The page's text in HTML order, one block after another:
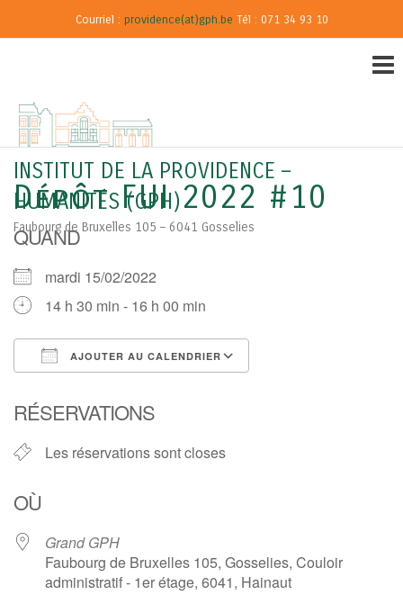
Courriel : providence(at)gph.be Tél : 071 34 93 10
INSTITUT DE LA PROVIDENCE –
HUMANITÉS (GPH)
Faubourg de Bruxelles 105 – 6041 Gosselies
Dépôt FUI 2022 #10
QUAND
mardi 15/02/2022
14 h 30 min - 16 h 00 min
AJOUTER AU CALENDRIER
RÉSERVATIONS
Les réservations sont closes
OÙ
Grand GPH
Faubourg de Bruxelles 105, Gosselies, Couloir
administratif - 1er étage, 6041, Hainaut